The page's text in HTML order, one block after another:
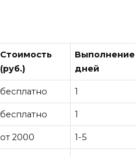
Стоимость
(руб.)
Выполнение
дней
бесплатно 1
бесплатно 1
от 2000 1-5